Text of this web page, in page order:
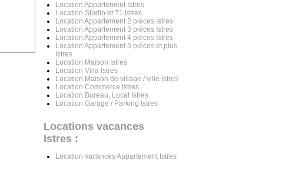
Location Appartement Istres
Location Studio et T1 Istres
Location Appartement 2 pièces Istres
Location Appartement 3 pièces Istres
Location Appartement 4 pièces Istres
Location Appartement 5 pièces et plus
Istres
Location Maison Istres
Location Villa Istres
Location Maison de village / ville Istres
Location Commerce Istres
Location Bureau, Local Istres
Location Garage / Parking Istres
Locations vacances
Istres :
Location vacances Appartement Istres